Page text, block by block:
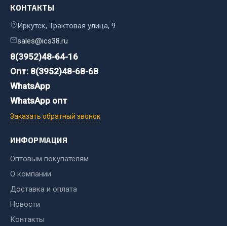
Тросы
Автохимия
Abro
Agat auto
Chevron
Cosmo
КОНТАКТЫ
Иркутск, Трактовая улица, 9
sales@ics38.ru
8(3952)48-64-16
Опт: 8(3952)48-68-68
WhatsApp
WhatsApp опт
Заказать обратный звонок
ИНФОРМАЦИЯ
Оптовым покупателям
О компании
Доставка и оплата
Новости
Контакты